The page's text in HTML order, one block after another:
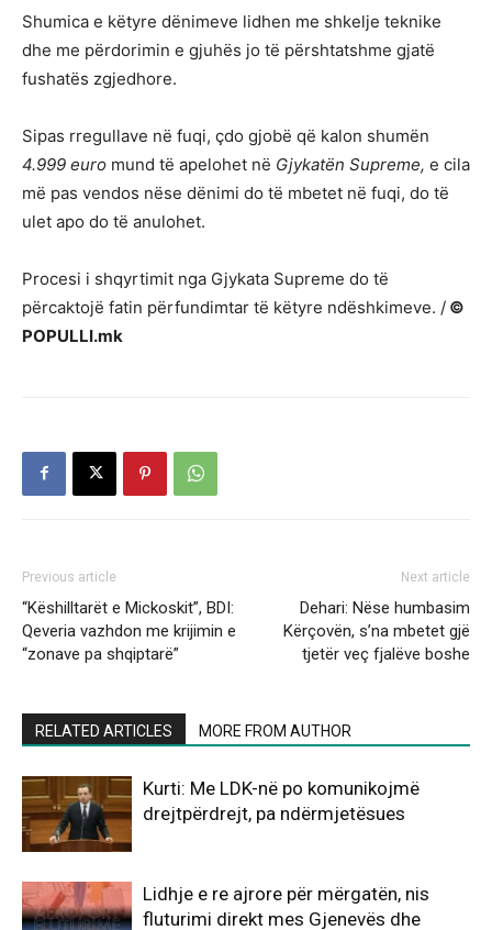
Shumica e këtyre dënimeve lidhen me shkelje teknike
dhe me përdorimin e gjuhës jo të përshtatshme gjatë
fushatës zgjedhore.
Sipas rregullave në fuqi, çdo gjobë që kalon shumën
4.999 euro mund të apelohet në Gjykatën Supreme, e cila
më pas vendos nëse dënimi do të mbetet në fuqi, do të
ulet apo do të anulohet.
Procesi i shqyrtimit nga Gjykata Supreme do të
përcaktojë fatin përfundimtar të këtyre ndëshkimeve. / ©
POPULLI.mk
Previous article
“Këshilltarët e Mickoskit”, BDI:
Qeveria vazhdon me krijimin e
“zonave pa shqiptarë”
Next article
Dehari: Nëse humbasim
Kërçovën, s’na mbetet gjë
tjetër veç fjalëve boshe
RELATED ARTICLES MORE FROM AUTHOR
Kurti: Me LDK-në po komunikojmë
drejtpërdrejt, pa ndërmjetësues
Lidhje e re ajrore për mërgatën, nis
fluturimi direkt mes Gjenevës dhe